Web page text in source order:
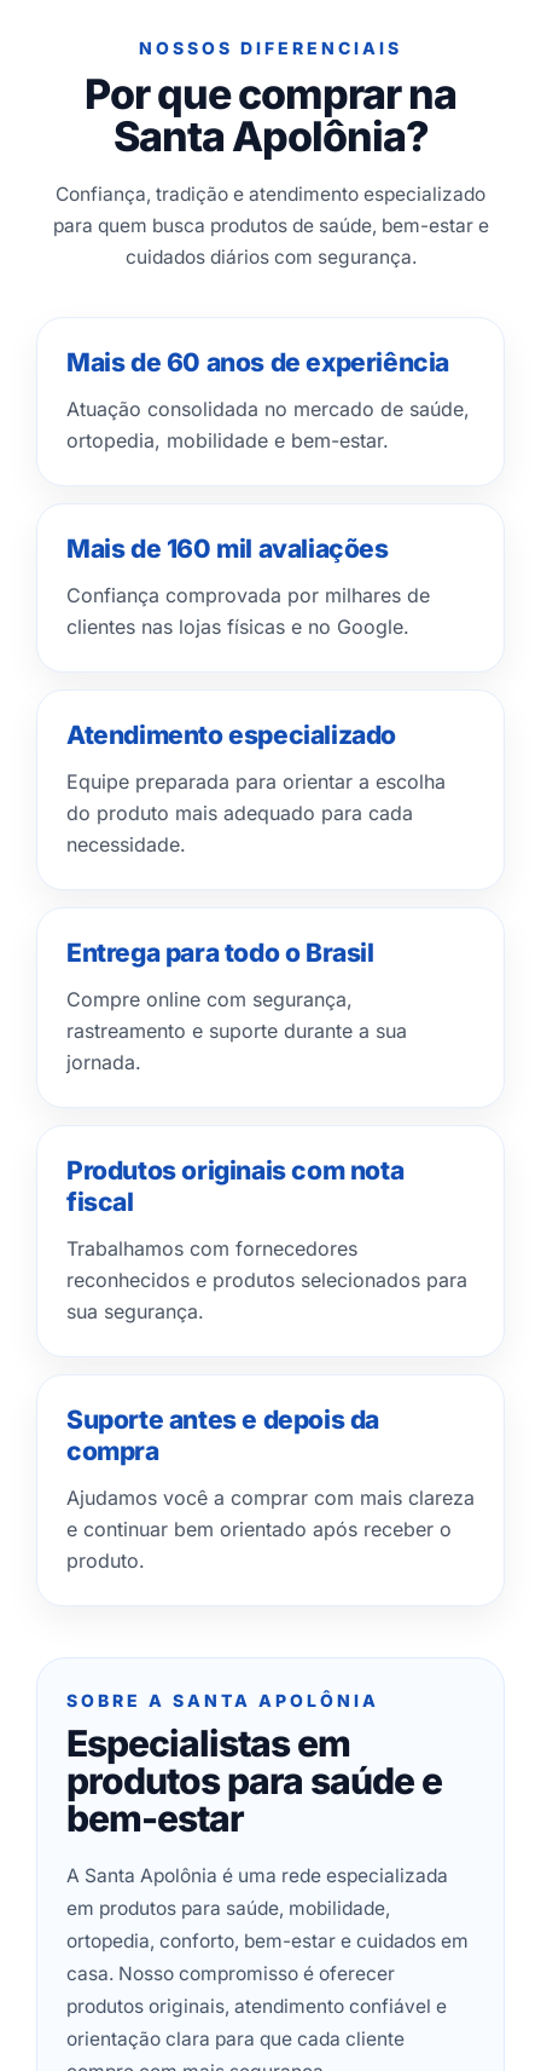
NOSSOS DIFERENCIAIS
Por que comprar na
Santa Apolônia?
Confiança, tradição e atendimento especializado
para quem busca produtos de saúde, bem-estar e
cuidados diários com segurança.
Mais de 60 anos de experiência
Atuação consolidada no mercado de saúde,
ortopedia, mobilidade e bem-estar.
Mais de 160 mil avaliações
Confiança comprovada por milhares de
clientes nas lojas físicas e no Google.
Atendimento especializado
Equipe preparada para orientar a escolha
do produto mais adequado para cada
necessidade.
Entrega para todo o Brasil
Compre online com segurança,
rastreamento e suporte durante a sua
jornada.
Produtos originais com nota
fiscal
Trabalhamos com fornecedores
reconhecidos e produtos selecionados para
sua segurança.
Suporte antes e depois da
compra
Ajudamos você a comprar com mais clareza
e continuar bem orientado após receber o
produto.
SOBRE A SANTA APOLÔNIA
Especialistas em
produtos para saúde e
bem-estar
A Santa Apolônia é uma rede especializada
em produtos para saúde, mobilidade,
ortopedia, conforto, bem-estar e cuidados em
casa. Nosso compromisso é oferecer
produtos originais, atendimento confiável e
orientação clara para que cada cliente